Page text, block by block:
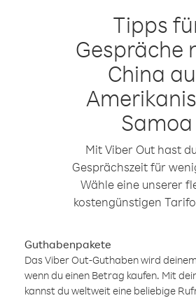
Tipps
Gespräche
China
Samoa
Mit Viber Out hast
Gesprächszeit für
Wähle eine unserer
kostengünstigen
Guthabenpakete
Das Viber Out-Guthaben wird
wenn du einen Betrag kaufen. Mit
kannst du weltweit eine beliebige